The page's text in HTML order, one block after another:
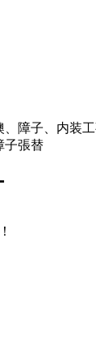
障子、内装
子張替